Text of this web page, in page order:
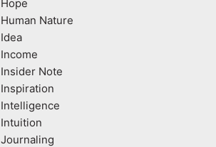
Hope
Human Nature
Idea
Income
Insider Note
Inspiration
Intelligence
Intuition
Journaling